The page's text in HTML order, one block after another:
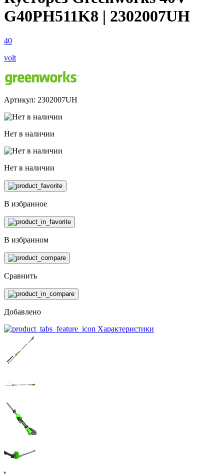
G40PH511K8 | 2302007UH
40
volt
Артикул: 2302007UH
Нет в наличии
Нет в наличии
В избранное
В избранном
Сравнить
Добавлено
Характеристики